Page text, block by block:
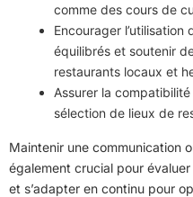
comme des cours de
Encourager
équilibrés et soutenir
restaurants locaux et
Assurer la
sélection de lieux de
Maintenir une communication
également crucial pour
et s’adapter en continu pour